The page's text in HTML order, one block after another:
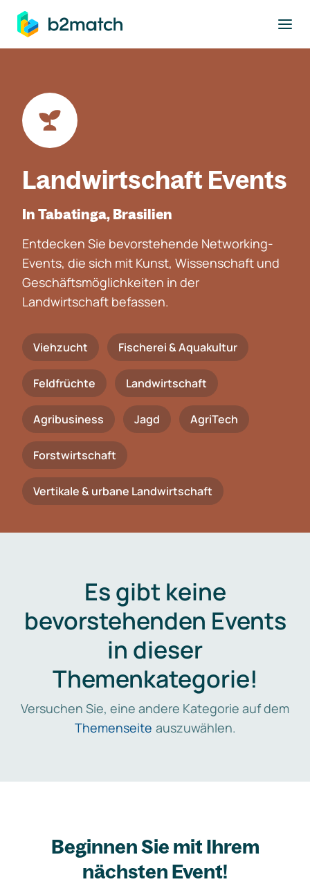
springen
Landwirtschaft Events
In Tabatinga, Brasilien
Entdecken Sie bevorstehende Networking-
Events, die sich mit Kunst, Wissenschaft und
Geschäftsmöglichkeiten in der
Landwirtschaft befassen.
Viehzucht Fischerei & Aquakultur
Feldfrüchte Landwirtschaft
Agribusiness Jagd AgriTech
Forstwirtschaft
Vertikale & urbane Landwirtschaft
Es gibt keine
bevorstehenden Events
in dieser
Themenkategorie!
Versuchen Sie, eine andere Kategorie auf dem
Themenseite auszuwählen.
Beginnen Sie mit Ihrem
nächsten Event!